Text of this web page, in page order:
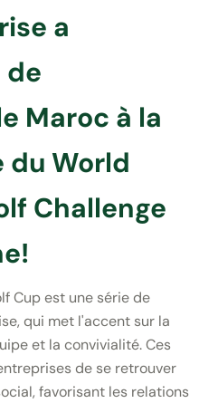
a
Maroc à la
du World
Challenge
Cup est une série de
qui met l'accent sur la
et la convivialité. Ces
de se retrouver
favorisant les relations